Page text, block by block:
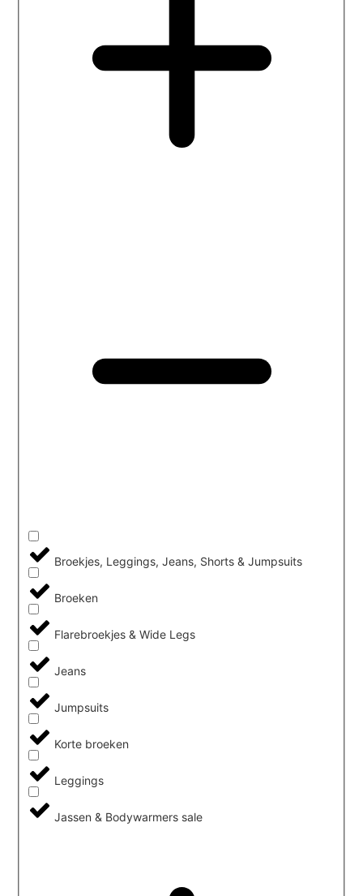
Broekjes, Leggings, Jeans, Shorts & Jumpsuits
Broeken
Flarebroekjes & Wide Legs
Jeans
Jumpsuits
Korte broeken
Leggings
Jassen & Bodywarmers sale